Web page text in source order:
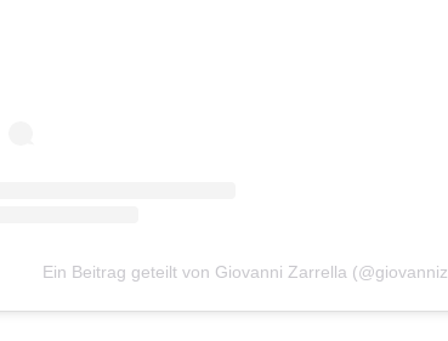
Ein Beitrag geteilt von Giovanni Zarrella